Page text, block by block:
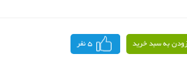
به سبد خرید 5 نفر